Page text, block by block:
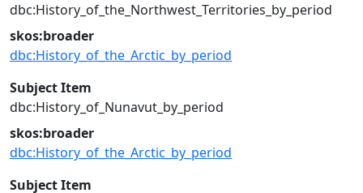
dbc:History_of_the_Northwest_Territories_by_period
skos:broader
dbc:History_of_the_Arctic_by_period
Subject Item
dbc:History_of_Nunavut_by_period
skos:broader
dbc:History_of_the_Arctic_by_period
Subject Item